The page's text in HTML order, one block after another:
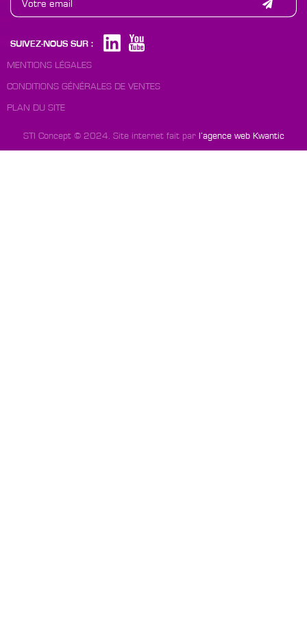
SUIVEZ-NOUS SUR :
MENTIONS LÉGALES
CONDITIONS GÉNÉRALES DE VENTES
PLAN DU SITE
STI Concept © 2024. Site internet fait par l’agence web Kwantic